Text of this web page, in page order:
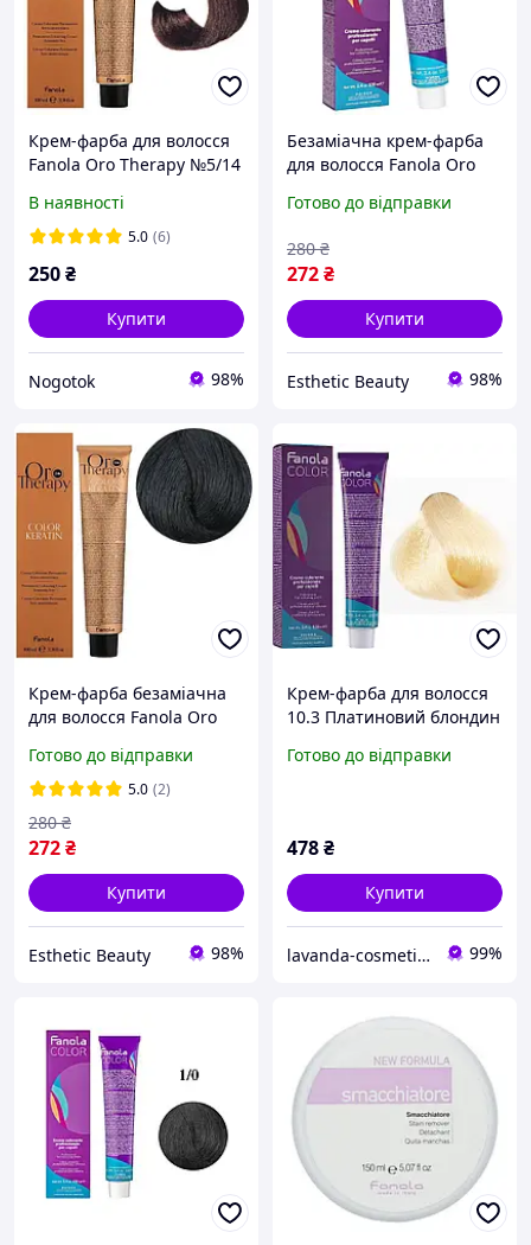
Крем-фарба для волосся
Fanola Oro Therapy №5/14
аміаку, 100 мл
В наявності
5.0 (6)
250₴
Купити
Nogotok 98%
Безаміачна крем-фарба
для волосся Fanola Oro
Готово до відправки
272₴
280 ₴
Купити
Esthetic Beauty 98%
Крем-фарба безаміачна
для волосся Fanola Oro
100 мл
Готово до відправки
5.0 (2)
272₴
280 ₴
Купити
Esthetic Beauty 98%
Крем-фарба для волосся
10.3 Платиновий блондин
100 мл
Готово до відправки
478₴
Купити
lavanda-cosmetic.prom.ua 99%